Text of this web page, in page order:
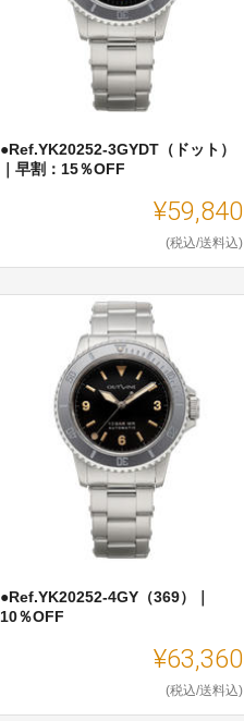
●Ref.YK20252-3GYDT（ドット）
｜早割：15％OFF
¥59,840
(税込/送料込)
●Ref.YK20252-4GY（369）｜
10％OFF
¥63,360
(税込/送料込)